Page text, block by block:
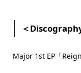
＜
Major 1st EP「